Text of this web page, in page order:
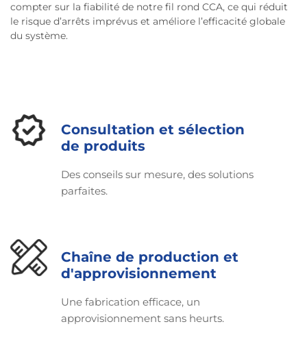
compter sur la fiabilité de notre fil rond CCA, ce qui réduit
le risque d’arrêts imprévus et améliore l’efficacité globale
du système.
Consultation et sélection
de produits
Des conseils sur mesure, des solutions
parfaites.
Chaîne de production et
d'approvisionnement
Une fabrication efficace, un
approvisionnement sans heurts.